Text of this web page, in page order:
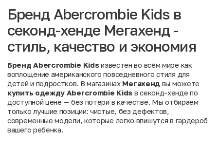
Бренд Abercrombie Kids в
секонд-хенде Мегахенд -
стиль, качество и экономия
Бренд Abercrombie Kidsизвестен во всём мире как
воплощение американского повседневного стиля для
детей и подростков. В магазинах Мегахенд вы можете
купить одежду Abercrombie Kids в секонд-хенде по
доступной цене — без потери в качестве. Мы отбираем
только лучшие позиции: чистые, без дефектов,
современные модели, которые легко впишутся в гардероб
вашего ребёнка.